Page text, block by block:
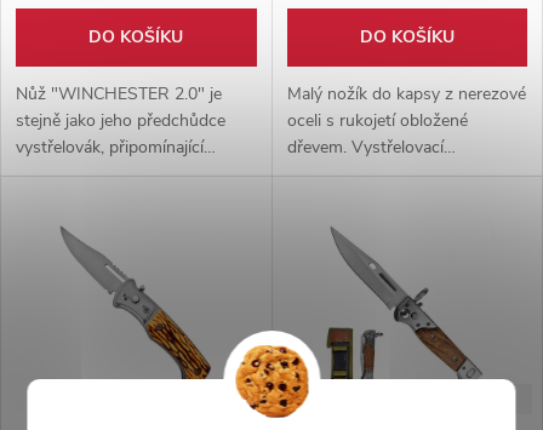
DO KOŠÍKU
Nůž "WINCHESTER 2.0" je
stejně jako jeho předchůdce
vystřelovák, připomínající
legendární pušku Winchester.
které poskytuje pevnější úchop.
Na straně nože se nachází klip
pro nošení v kapse. Třešničkou
na dortu této verze je malá, na
své rozměry přesto silná
DO KOŠÍKU
Malý nožík do kapsy z nerezové
oceli s rukojetí obložené
dřevem. Vystřelovací
mechanizmus, jištěný
pouhých 70 gramů.